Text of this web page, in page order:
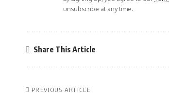
unsubscribe at any time.
Share This Article
PREVIOUS ARTICLE